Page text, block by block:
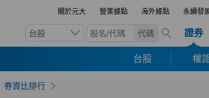
關於元大 營業據點 海外據點 永續發
台股 代碼 證券
台股 權
券資比排行